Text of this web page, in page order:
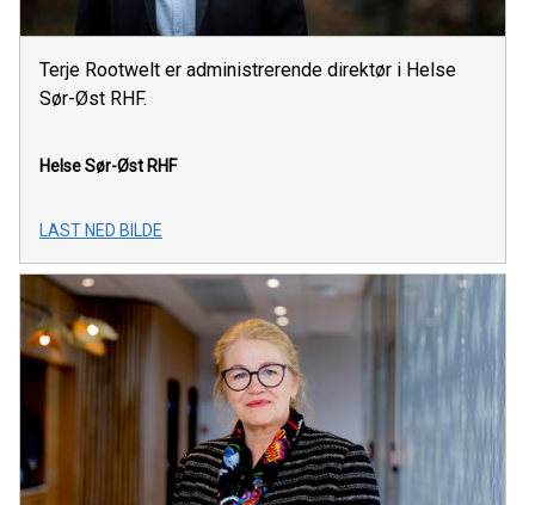
Terje Rootwelt er administrerende direktør i Helse
Sør-Øst RHF.
Helse Sør-Øst RHF
LAST NED BILDE